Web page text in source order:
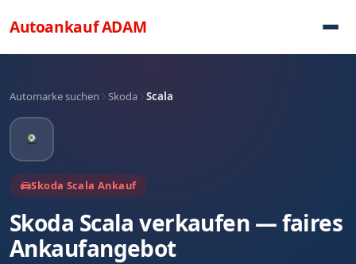
AutoankaufADAM
Automarke suchen Skoda Scala
Skoda Scala Ankauf
Skoda Scala verkaufen — faires
Ankaufangebot